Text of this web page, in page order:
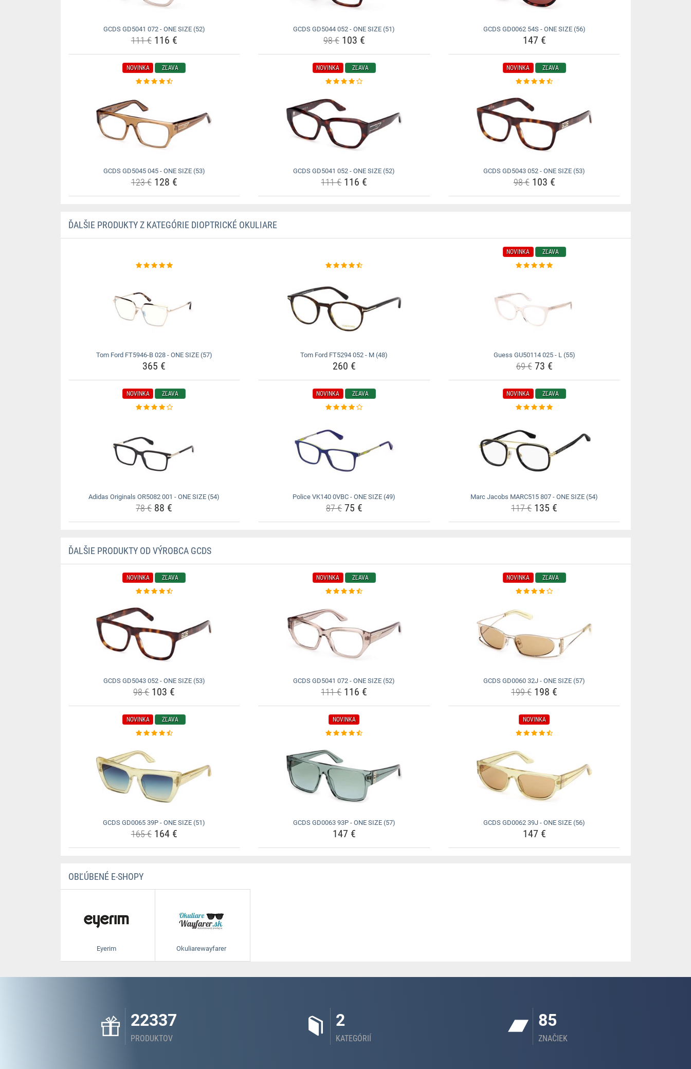
GCDS GD5041 072 - ONE SIZE (52)
111 €116 €
GCDS GD5044 052 - ONE SIZE (51)
98 €103 €
GCDS GD0062 54S - ONE SIZE (56)
147 €
NOVINKA ZĽAVA
GCDS GD5045 045 - ONE SIZE (53)
123 €128 €
NOVINKA ZĽAVA
GCDS GD5041 052 - ONE SIZE (52)
111 €116 €
NOVINKA ZĽAVA
GCDS GD5043 052 - ONE SIZE (53)
98 €103 €
ĎALŠIE PRODUKTY Z KATEGÓRIE DIOPTRICKÉ OKULIARE
Tom Ford FT5946-B 028 - ONE SIZE (57)
365 €
Tom Ford FT5294 052 - M (48)
260 €
NOVINKA ZĽAVA
Guess GU50114 025 - L (55)
69 €73 €
NOVINKA ZĽAVA
Adidas Originals OR5082 001 - ONE SIZE (54)
78 €88 €
NOVINKA ZĽAVA
Police VK140 0VBC - ONE SIZE (49)
87 €75 €
NOVINKA ZĽAVA
Marc Jacobs MARC515 807 - ONE SIZE (54)
117 € 135 €
ĎALŠIE PRODUKTY OD VÝROBCA GCDS
NOVINKA ZĽAVA
GCDS GD5043 052 - ONE SIZE (53)
98 €103 €
NOVINKA ZĽAVA
GCDS GD5041 072 - ONE SIZE (52)
111 €116 €
NOVINKA ZĽAVA
GCDS GD0060 32J - ONE SIZE (57)
199 € 198 €
NOVINKA ZĽAVA
GCDS GD0065 39P - ONE SIZE (51)
165 €164 €
NOVINKA
GCDS GD0063 93P - ONE SIZE (57)
147 €
NOVINKA
GCDS GD0062 39J - ONE SIZE (56)
147 €
OBĽÚBENÉ E-SHOPY
Eyerim Okuliarewayfarer
22337
PRODUKTOV
2
KATEGÓRIÍ
85
ZNAČIEK